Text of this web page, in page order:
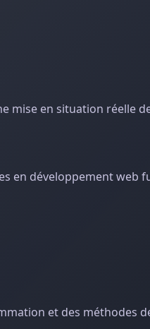
mise en situation réelle
en développement web
et des méthodes